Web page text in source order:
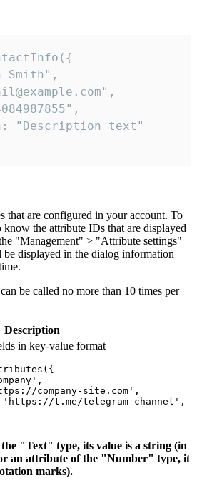
Smith",
"Description text"
that are configured in your account. To
know the attribute IDs that are displayed
"Management" > "Attribute settings"
displayed in the dialog information
be called no more than 10 times per
Description
in key-value format
company-site.com',
t.me/telegram-channel',
"Text" type, its value is a string (in
an attribute of the "Number" type, it
marks).